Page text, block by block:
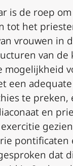
is de roep
tot het
vrouwen in
van de
mogelijkheid
een
te preken,
en
pontificaten
dat